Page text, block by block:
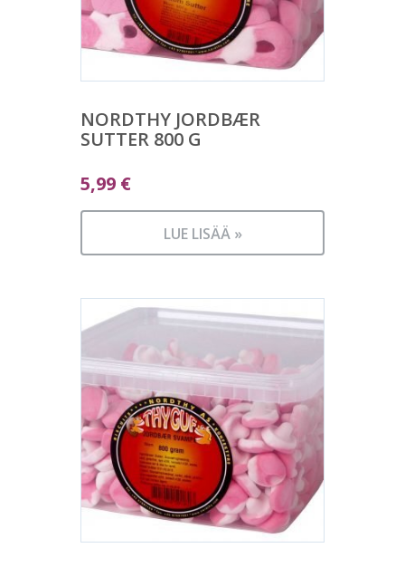
NORDTHY JORDBÆR
SUTTER 800 G
5,99 €
LUE LISÄÄ »